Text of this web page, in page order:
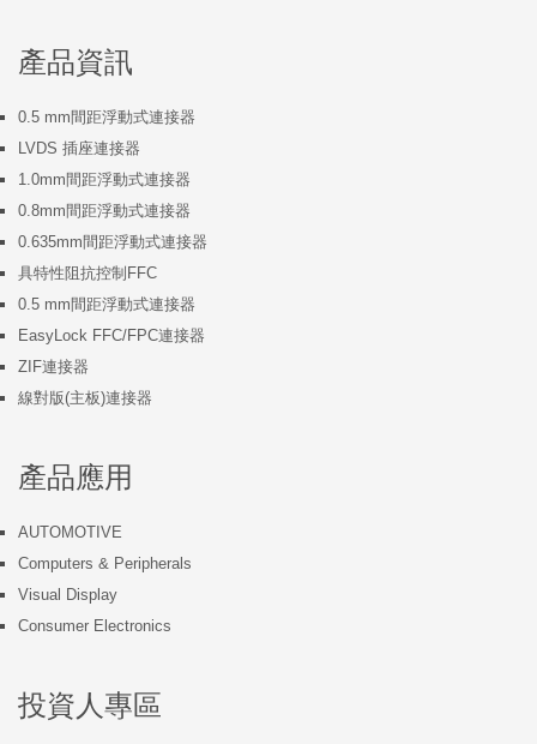
產品資訊
0.5 mm間距浮動式連接器
LVDS 插座連接器
1.0mm間距浮動式連接器
0.8mm間距浮動式連接器
0.635mm間距浮動式連接器
具特性阻抗控制FFC
0.5 mm間距浮動式連接器
EasyLock FFC/FPC連接器
ZIF連接器
線對版(主板)連接器
產品應用
AUTOMOTIVE
Computers & Peripherals
Visual Display
Consumer Electronics
投資人專區